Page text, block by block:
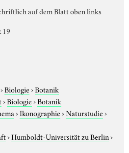
auf dem Blatt oben links
19
Biologie›Botanik
›Biologie›Botanik
›Ikonographie›Naturstudie›
›Humboldt-Universität zu Berlin›